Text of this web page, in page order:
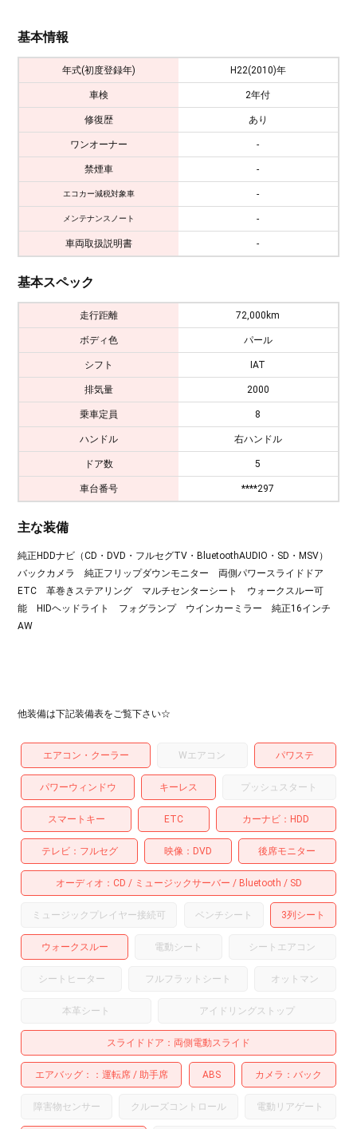
基本情報
年式(初度登録年) H22(2010)年
車検 2年付
修復歴 あり
ワンオーナー -
禁煙車 -
エコカー減税対象車 -
メンテナンスノート -
車両取扱説明書 -
基本スペック
走行距離 72,000km
ボディ色 パール
シフト IAT
排気量 2000
乗車定員 8
ハンドル 右ハンドル
ドア数 5
車台番号 ****297
主な装備
純正HDDナビ（CD・DVD・フルセグTV・BluetoothAUDIO・SD・MSV）
バックカメラ 純正フリップダウンモニター 両側パワースライドドア
ETC 革巻きステアリング マルチセンターシート ウォークスルー可
能 HIDヘッドライト フォグランプ ウインカーミラー 純正16インチ
AW
他装備は下記装備表をご覧下さい☆
エアコン・クーラー Wエアコン パワステ
パワーウィンドウ キーレス プッシュスタート
スマートキー ETC カーナビ HDD
テレビ フルセグ 映像 DVD 後席モニター
オーディオ CD ミュージックサーバー Bluetooth SD
ミュージックプレイヤー接続可 ベンチシート 3列シート
ウォークスルー 電動シート シートエアコン
シートヒーター フルフラットシート オットマン
本革シート アイドリングストップ
スライドドア 両側電動スライド
エアバッグ： 運転席 助手席 ABS カメラ バック
障害物センサー クルーズコントロール 電動リアゲート